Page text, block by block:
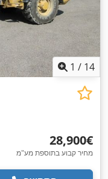
1 / 14
‏28,900 ‏€
מחיר קבוע בתוספת מע"מ